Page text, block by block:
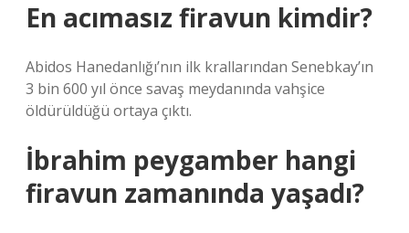
En acımasız firavun kimdir?
Abidos Hanedanlığı’nın ilk krallarından Senebkay’ın
3 bin 600 yıl önce savaş meydanında vahşice
öldürüldüğü ortaya çıktı.
İbrahim peygamber hangi
firavun zamanında yaşadı?